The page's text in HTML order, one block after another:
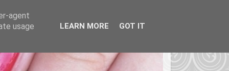
agent
usage
LEARN MORE GOT IT